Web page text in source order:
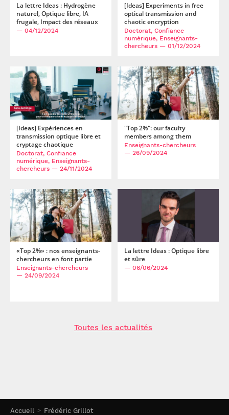
Accueil Frédéric Grillot
La lettre Ideas : Hydrogène
naturel, Optique libre, IA
frugale, Impact des réseaux
— 04/12/2024
[Ideas] Experiments in free
optical transmission and
chaotic encryption
Doctorat, Confiance
numérique, Enseignants-
chercheurs— 01/12/2024
[Ideas] Expériences en
transmission optique libre et
cryptage chaotique
Doctorat, Confiance
numérique, Enseignants-
chercheurs — 24/11/2024
"Top 2%": our faculty
members among them
Enseignants-chercheurs
— 26/09/2024
«Top 2%» : nos enseignants-
chercheurs en font partie
Enseignants-chercheurs
— 24/09/2024
La lettre Ideas : Optique libre
et sûre
— 06/06/2024
Toutes les actualités